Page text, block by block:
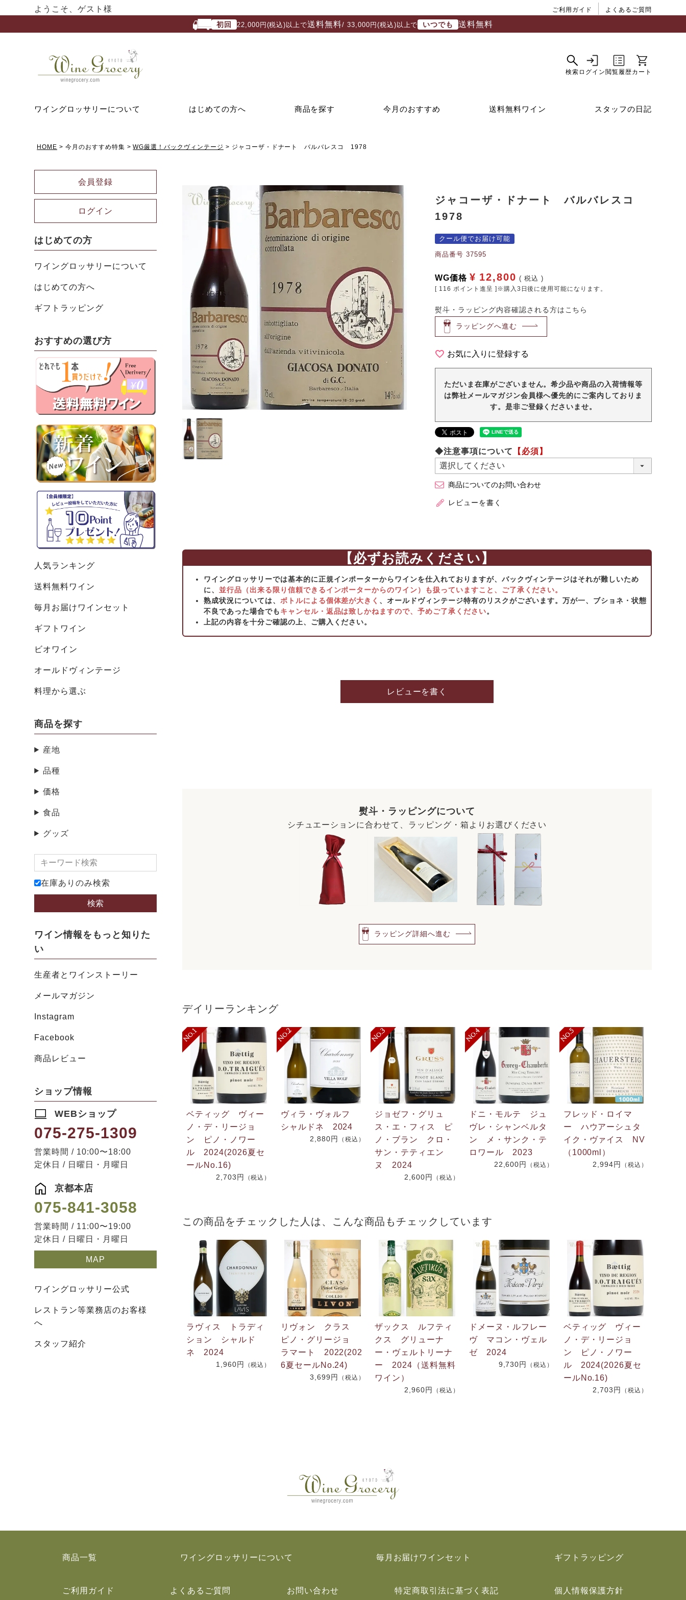
ようこそ、ゲスト様 ご利用ガイド よくあるご質問
初回 22,000円(税込)以上で送料無料/ 33,000円(税込)以上で いつでも 送料無料
ワイングロッサリーについて はじめての方へ 商品を探す 今月のおすすめ 送料無料ワイン スタッフの日記
HOME 今月のおすすめ特集 WG厳選！バックヴィンテージ ジャコーザ・ドナート バルバレスコ 1978
会員登録
ログイン
はじめての方
ワイングロッサリーについて
はじめての方へ
ギフトラッピング
おすすめの選び方
人気ランキング
送料無料ワイン
毎月お届けワインセット
ギフトワイン
ビオワイン
オールドヴィンテージ
料理から選ぶ
商品を探す
産地
品種
価格
食品
グッズ
在庫ありのみ検索
検索
ワイン情報をもっと知りた
い
生産者とワインストーリー
メールマガジン
Instagram
Facebook
商品レビュー
ショップ情報
WEBショップ
075-275-1309
営業時間 / 10:00〜18:00
定休日 / 日曜日・月曜日
京都本店
075-841-3058
営業時間 / 11:00〜19:00
定休日 / 日曜日・月曜日
MAP
ワイングロッサリー公式
レストラン等業務店のお客様
へ
スタッフ紹介
ジャコーザ・ドナート バルバレスコ
1978
クール便でお届け可能
商品番号 37595
WG価格 ¥ 12,800 税込
[ 116 ポイント進呈 ]※購入3日後に使用可能になります。
熨斗・ラッピング内容確認される方はこちら
ラッピングへ進む
お気に入りに登録する
ただいま在庫がございません。希少品や商品の入荷情報等
は弊社メールマガジン会員様へ優先的にご案内しておりま
す。是非ご登録くださいませ。
◆注意事項について 【必須】
商品についてのお問い合わせ
レビューを書く
【必ずお読みください】
ワイングロッサリーでは基本的に正規インポーターからワインを仕入れておりますが、バックヴィンテージはそれが難しいため
に、並行品（出来る限り信頼できるインポーターからのワイン）も扱っていますこと、ご了承ください。
熟成状況については、 ボトルによる個体差が大きく 、オールドヴィンテージ特有のリスクがございます。万が一、ブショネ・状態
不良であった場合でもキャンセル・返品は致しかねますので、予めご了承ください。
上記の内容を十分ご確認の上、ご購入ください。
レビューを書く
熨斗・ラッピングについて
シチュエーションに合わせて、ラッピング・箱よりお選びください
ラッピング詳細へ進む
デイリーランキング
ベティッグ ヴィー
ノ・デ・リージョ
ン ピノ・ノワー
ル 2024(2026夏セ
ールNo.16)
2,703円 （税込）
ヴィラ・ヴォルフ
シャルドネ 2024
2,880円 （税込）
ジョゼフ・グリュ
ス・エ・フィス ピ
ノ・ブラン クロ・
サン・テティエン
ヌ 2024
2,600円 （税込）
ドニ・モルテ ジュ
ヴレ・シャンベルタ
ン メ・サンク・テ
ロワール 2023
22,600円 （税込）
フレッド・ロイマ
ー ハウアーシュタ
イク・ヴァイス NV
（1000ml）
2,994円 （税込）
この商品をチェックした人は、こんな商品もチェックしています
ラヴィス トラディ
ション シャルド
ネ 2024
1,960円 （税込）
リヴォン クラス
ピノ・グリージョ
ラマート 2022(202
6夏セールNo.24)
3,699円 （税込）
ザックス ルフティ
クス グリューナ
ー・ヴェルトリーナ
ー 2024（送料無料
ワイン）
2,960円 （税込）
ドメーヌ・ルフレー
ヴ マコン・ヴェル
ゼ 2024
9,730円 （税込）
ベティッグ ヴィー
ノ・デ・リージョ
ン ピノ・ノワー
ル 2024(2026夏セ
ールNo.16)
2,703円 （税込）
商品一覧 ワイングロッサリーについて 毎月お届けワインセット ギフトラッピング
ご利用ガイド よくあるご質問 お問い合わせ 特定商取引法に基づく表記 個人情報保護方針